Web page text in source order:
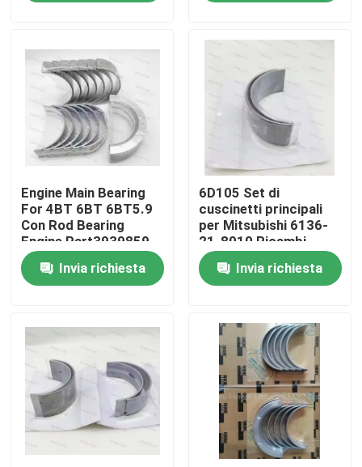
Prodotti
video
Engine Main Bearing
For 4BT 6BT 6BT5.9
Con Rod Bearing
Engine Part3939859
3802070
Invia richiesta
6D105 Set di
cuscinetti principali
per Mitsubishi 6136-
21-8010 Ricambi
Cuscinetti per motori
diesel Invia richiesta